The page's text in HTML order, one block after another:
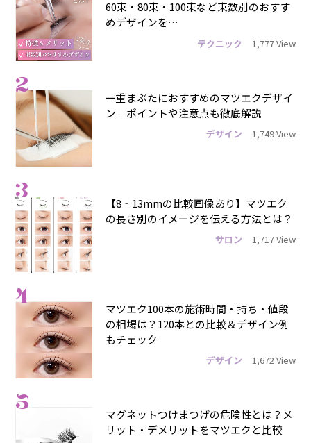
60束・80束・100束など束数別のおすす
めデザインを…
テクニック 1,777 View
2
一重まぶたにおすすめのマツエクデザイ
ン｜ポイントや注意点も徹底解説
デザイン 1,749 View
3
【8‐13mmの比較画像あり】マツエク
の長さ別のイメージを伝える方法とは？
サロン 1,717 View
4
マツエク100本の施術時間・持ち・値段
の相場は？120本との比較＆デザイン例
もチェック
デザイン 1,672 View
5
マグネットつけまつげの危険性とは？メ
リット・デメリットをマツエクと比較